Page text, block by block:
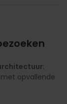
:
opvallende